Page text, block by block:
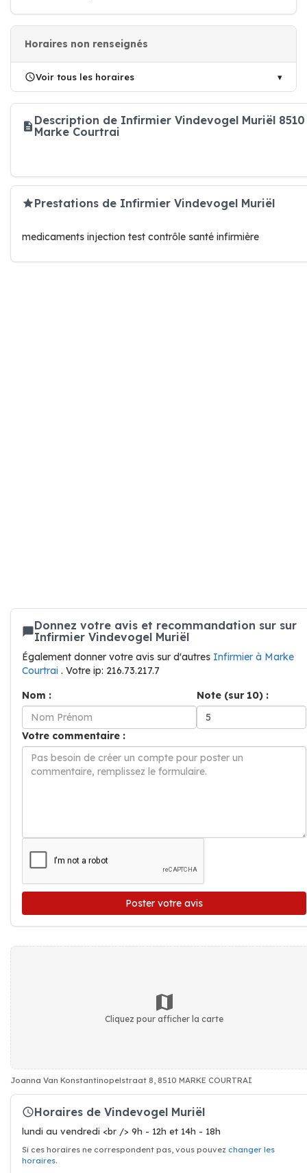
Horaires non renseignés
Voir tous les horaires
Description de Infirmier Vindevogel Muriël 8510
Marke Courtrai
Prestations de Infirmier Vindevogel Muriël
medicaments injection test contrôle santé infirmière
Donnez votre avis et recommandation sur sur
Infirmier Vindevogel Muriël
Également donner votre avis sur d'autres Infirmier à Marke
Courtrai . Votre ip: 216.73.217.7
Nom :
Note (sur 10) :
Votre commentaire :
Poster votre avis
Cliquez pour afficher la carte
Joanna Van Konstantinopelstraat 8, 8510 MARKE COURTRAI
Horaires de Vindevogel Muriël
lundi au vendredi <br /> 9h - 12h et 14h - 18h
Si ces horaires ne correspondent pas, vous pouvez changer les
horaires.